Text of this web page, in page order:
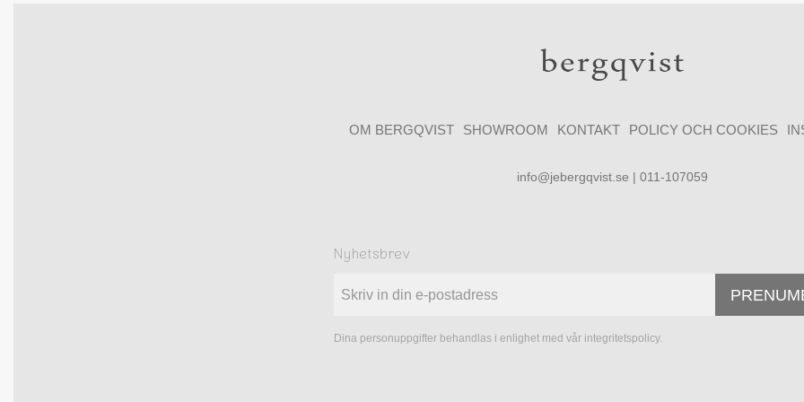
OM BERGQVIST SHOWROOM KONTAKT POLICY OCH COOKIES
info@jebergqvist.se | 011-107059
Nyhetsbrev
Dina personuppgifter behandlas i enlighet med vår integritetspolicy.